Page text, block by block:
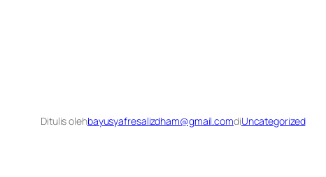
Ditulis olehbayusyafresalizdham@gmail.comdiUncategorized